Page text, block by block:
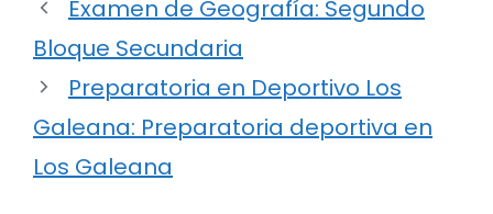
Examen de Geografía: Segundo
Bloque Secundaria
Preparatoria en Deportivo Los
Galeana: Preparatoria deportiva en
Los Galeana